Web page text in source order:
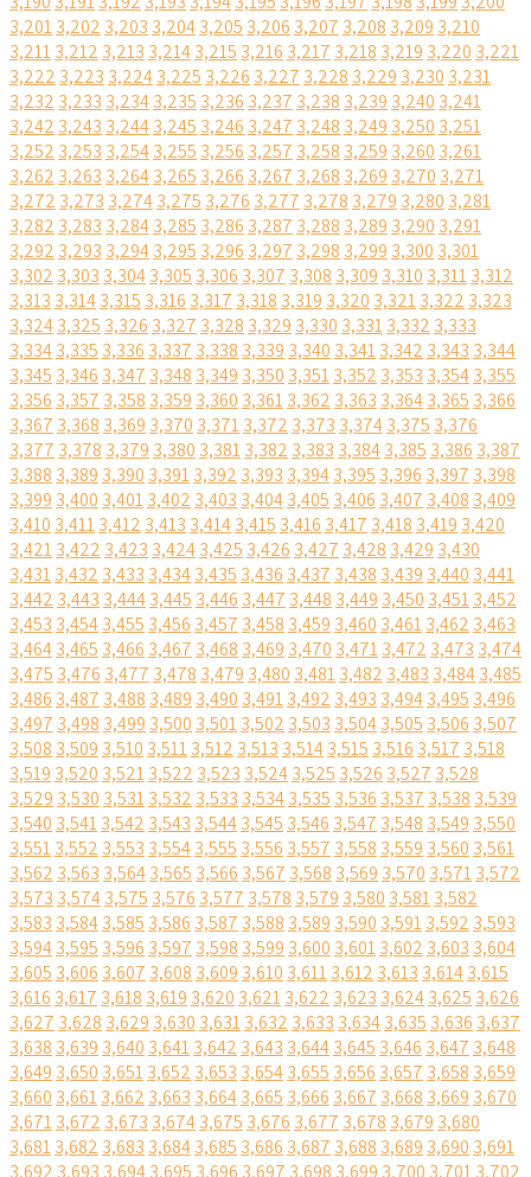
3,2013,202 3,203 3,2043,205 3,206 3,207 3,208 3,209 3,210
3,2113,212 3,213 3,2143,215 3,216 3,217 3,218 3,219 3,220 3,221
3,222 3,223 3,2243,225 3,226 3,227 3,228 3,229 3,230 3,231
3,232 3,233 3,2343,235 3,236 3,237 3,238 3,239 3,240 3,241
3,242 3,243 3,2443,245 3,246 3,247 3,248 3,249 3,250 3,251
3,252 3,253 3,2543,255 3,256 3,257 3,258 3,259 3,260 3,261
3,262 3,263 3,2643,265 3,266 3,267 3,268 3,269 3,270 3,271
3,272 3,273 3,2743,275 3,276 3,277 3,278 3,279 3,280 3,281
3,282 3,283 3,2843,285 3,286 3,287 3,288 3,289 3,290 3,291
3,292 3,293 3,2943,295 3,296 3,297 3,298 3,299 3,300 3,301
3,302 3,303 3,3043,305 3,306 3,307 3,308 3,309 3,310 3,3113,312
3,313 3,3143,315 3,316 3,317 3,318 3,319 3,320 3,3213,322 3,323
3,3243,325 3,326 3,327 3,328 3,329 3,330 3,3313,332 3,333
3,3343,335 3,336 3,337 3,338 3,339 3,340 3,3413,342 3,343 3,344
3,345 3,346 3,347 3,348 3,349 3,350 3,3513,352 3,353 3,3543,355
3,356 3,357 3,358 3,359 3,360 3,3613,362 3,363 3,3643,365 3,366
3,367 3,368 3,369 3,370 3,3713,372 3,373 3,3743,375 3,376
3,377 3,378 3,379 3,380 3,3813,382 3,383 3,3843,385 3,386 3,387
3,388 3,389 3,390 3,3913,392 3,393 3,3943,395 3,396 3,397 3,398
3,399 3,400 3,4013,402 3,403 3,4043,405 3,406 3,407 3,408 3,409
3,410 3,4113,412 3,413 3,4143,415 3,416 3,417 3,418 3,419 3,420
3,4213,422 3,423 3,4243,425 3,426 3,427 3,428 3,429 3,430
3,4313,432 3,433 3,4343,435 3,436 3,437 3,438 3,439 3,440 3,441
3,442 3,443 3,4443,445 3,446 3,447 3,448 3,449 3,450 3,4513,452
3,453 3,4543,455 3,456 3,457 3,458 3,459 3,460 3,4613,462 3,463
3,4643,465 3,466 3,467 3,468 3,469 3,470 3,4713,472 3,473 3,474
3,475 3,476 3,477 3,478 3,479 3,480 3,4813,482 3,483 3,4843,485
3,486 3,487 3,488 3,489 3,490 3,4913,492 3,493 3,4943,495 3,496
3,497 3,498 3,499 3,500 3,5013,502 3,503 3,5043,505 3,506 3,507
3,508 3,509 3,510 3,5113,512 3,513 3,5143,515 3,516 3,517 3,518
3,519 3,520 3,5213,522 3,523 3,5243,525 3,526 3,527 3,528
3,529 3,530 3,5313,532 3,533 3,5343,535 3,536 3,537 3,538 3,539
3,540 3,5413,542 3,543 3,5443,545 3,546 3,547 3,548 3,549 3,550
3,5513,552 3,553 3,5543,555 3,556 3,557 3,558 3,559 3,560 3,561
3,562 3,563 3,5643,565 3,566 3,567 3,568 3,569 3,570 3,5713,572
3,573 3,5743,575 3,576 3,577 3,578 3,579 3,580 3,5813,582
3,583 3,5843,585 3,586 3,587 3,588 3,589 3,590 3,5913,592 3,593
3,5943,595 3,596 3,597 3,598 3,599 3,600 3,6013,602 3,603 3,604
3,605 3,606 3,607 3,608 3,609 3,610 3,6113,612 3,613 3,6143,615
3,616 3,617 3,618 3,619 3,620 3,6213,622 3,623 3,6243,625 3,626
3,627 3,628 3,629 3,630 3,6313,632 3,633 3,6343,635 3,636 3,637
3,638 3,639 3,640 3,6413,642 3,643 3,6443,645 3,646 3,647 3,648
3,649 3,650 3,6513,652 3,653 3,6543,655 3,656 3,657 3,658 3,659
3,660 3,6613,662 3,663 3,6643,665 3,666 3,667 3,668 3,669 3,670
3,6713,672 3,673 3,6743,675 3,676 3,677 3,678 3,679 3,680
3,6813,682 3,683 3,6843,685 3,686 3,687 3,688 3,689 3,690 3,691